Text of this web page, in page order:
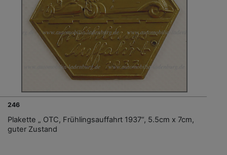
246
Plakette „ OTC, Frühlingsauffahrt 1937“, 5.5cm x 7cm,
guter Zustand